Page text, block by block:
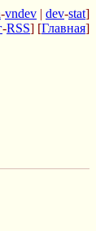
-vndev | dev-stat]
-RSS] [Главная]